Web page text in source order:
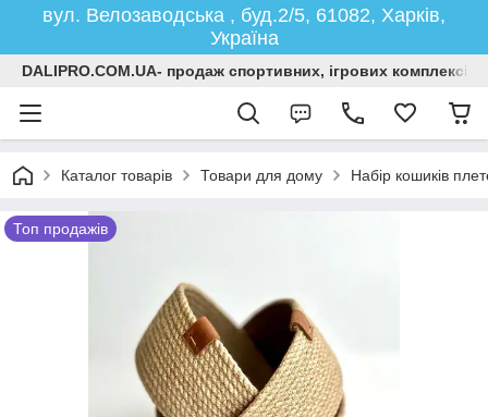
вул. Велозаводська , буд.2/5, 61082, Харків,
Україна
DALIPRO.COM.UA- продаж спортивних, ігрових
Каталог товарів Товари для дому Набір кошиків
Топ продажів